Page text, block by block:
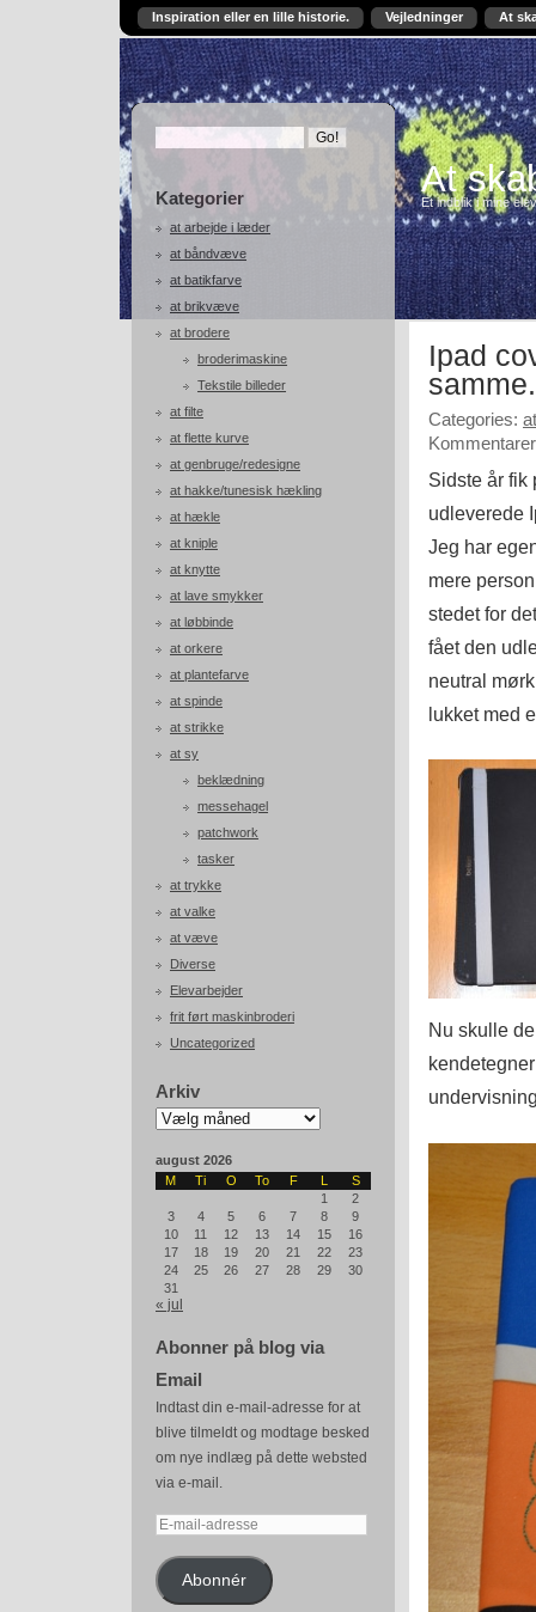
Inspiration eller en lille historie. Vejledninger At
Kategorier
at arbejde i læder
at båndvæve
at batikfarve
at brikvæve
at brodere
broderimaskine
Tekstile billeder
at filte
at flette kurve
at genbruge/redesigne
at hakke/tunesisk hækling
at hækle
at kniple
at knytte
at lave smykker
at løbbinde
at orkere
at plantefarve
at spinde
at strikke
at sy
beklædning
messehagel
patchwork
tasker
at trykke
at valke
at væve
Diverse
Elevarbejder
frit ført maskinbroderi
Uncategorized
Arkiv
Arkiv
august 2026
M
Ti O To F L
S
1
2
3
4 5 6 7 8
9
10
11 12 13 14 15
16
17
18 19 20 21 22
23
24
25 26 27 28 29
30
31
« jul
Abonner på blog via
Email
Indtast din e-mail-adresse for at
blive tilmeldt og modtage besked
om nye indlæg på dette websted
via e-mail.
E-
adresseAbonnér
At
Et indblik i mine
Ipad
samme.
Categories:
Sidste år
udleverede
Jeg har
mere
stedet for
fået den
neutral
lukket med
Nu skulle